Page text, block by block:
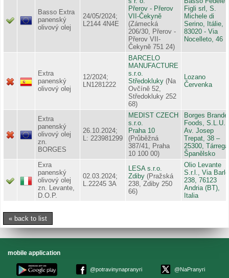
Basso Extra
panenský
olivový olej
24/05/2024;
L2144 4N4E
Přerov - Přerov
VII-Čekyně
(Zámecká
206/30, Přerov -
Přerov VII-
Čekyně 751 24)
Figli srl, S.
Michele di
Serino, Itálie,
83020 - Via
Nocelleto, 46
Extra
panenský
olivový olej
12/2024;
LN1281222
BARCELO
MANUFACTURE
s.r.o.
Středokluky (Na
Ovčíně 52,
Středokluky 252
68)
Lozano
Červenka
Extra
panenský
olivový olej
zn.
BORGES
26.10.2024;
L: 223981299
MEDIST CZECH
s.r.o.
Praha 10
(Průběžná
387/41, Praha
10 100 00)
Borges
Foods, S.L.U.,
Av. Josep
Trepat, 38 –
25300,
Španělsko
Exra
panenský
olivový olej
zn. Levante,
D.O.P.
02.03.2024;
L.22245 3A
LESA s.r.o.
Zdiby (Pražská
238, Zdiby 250
66)
Olio Levante
S.r.l., Via
238, 76123
Andria (BT),
Italia
« back to list
mobile application
@potravinynapranyri @NaPranyri